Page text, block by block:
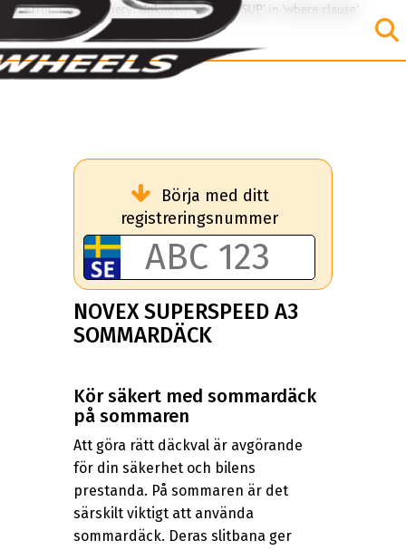
SQL Error: Invalid query: Unknown column 'SUP' in 'where clause'
Börja med ditt
registreringsnummer
NOVEX SUPERSPEED A3
SOMMARDÄCK
Kör säkert med sommardäck
på sommaren
Att göra rätt däckval är avgörande
för din säkerhet och bilens
prestanda. På sommaren är det
särskilt viktigt att använda
sommardäck. Deras slitbana ger